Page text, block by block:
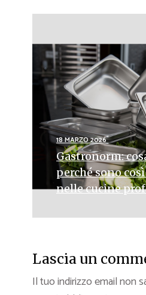
18 MARZO 2026
Gastronorm:
perché sono
nelle cucine
Lascia un
Il tuo indirizzo email non